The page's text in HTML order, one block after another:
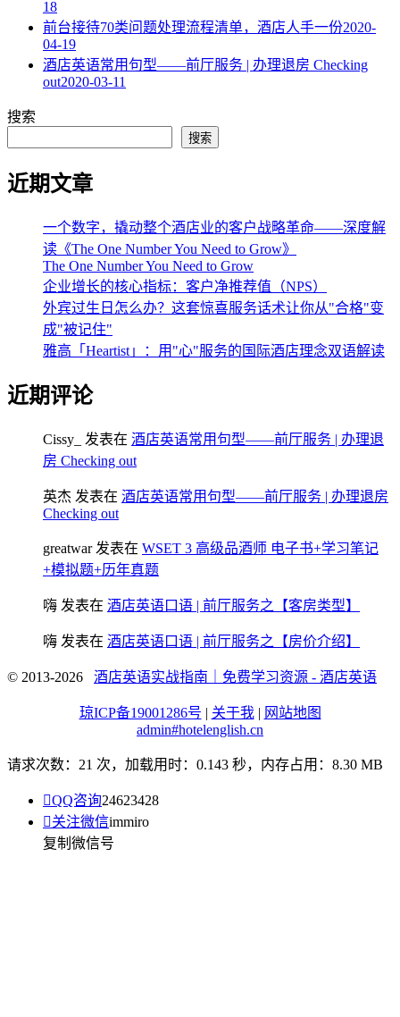
18
​前台接待70类问题处理流程清单，酒店人手一份2020-
04-19
酒店英语常用句型——前厅服务 | 办理退房 Checking
out2020-03-11
搜索
搜索
近期文章
一个数字，撬动整个酒店业的客户战略革命——深度解
读《The One Number You Need to Grow》
The One Number You Need to Grow
企业增长的核心指标：客户净推荐值（NPS）
外宾过生日怎么办？这套惊喜服务话术让你从"合格"变
成"被记住"
雅高「Heartist」：用"心"服务的国际酒店理念双语解读
近期评论
Cissy_ 发表在 酒店英语常用句型——前厅服务 | 办理退
房 Checking out
英杰 发表在 酒店英语常用句型——前厅服务 | 办理退房
Checking out
greatwar发表在 WSET 3 高级品酒师 电子书+学习笔记
+模拟题+历年真题
嗨 发表在 酒店英语口语 | 前厅服务之【客房类型】
嗨 发表在 酒店英语口语 | 前厅服务之【房价介绍】
© 2013-2026 酒店英语实战指南｜免费学习资源 - 酒店英语
琼ICP备19001286号 | 关于我 | 网站地图
admin#hotelenglish.cn
请求次数：21 次，加载用时：0.143 秒，内存占用：8.30 MB
QQ咨询24623428
关注微信immiro
复制微信号